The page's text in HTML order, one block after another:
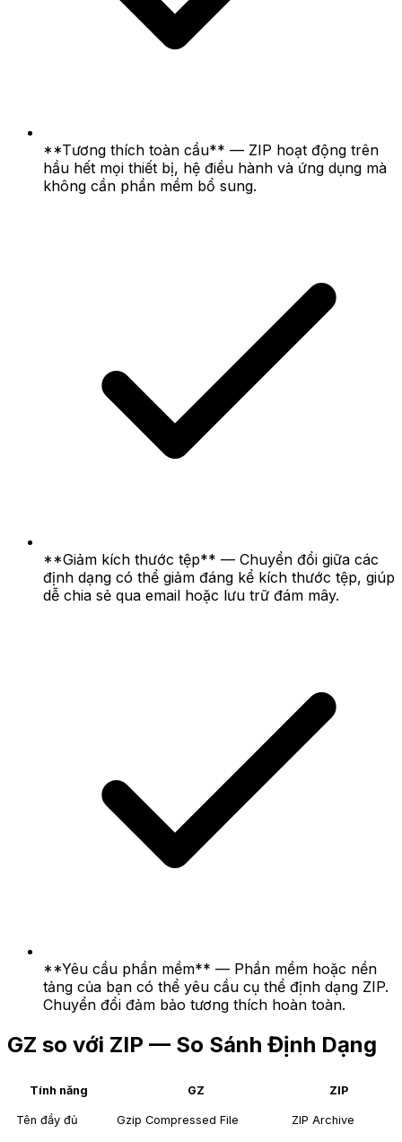
**Tương thích toàn cầu** — ZIP hoạt động trên
hầu hết mọi thiết bị, hệ điều hành và ứng dụng mà
không cần phần mềm bổ sung.
**Giảm kích thước tệp** — Chuyển đổi giữa các
định dạng có thể giảm đáng kể kích thước tệp, giúp
dễ chia sẻ qua email hoặc lưu trữ đám mây.
**Yêu cầu phần mềm** — Phần mềm hoặc nền
tảng của bạn có thể yêu cầu cụ thể định dạng ZIP.
Chuyển đổi đảm bảo tương thích hoàn toàn.
GZ so với ZIP — So Sánh Định Dạng
Tính năng GZ ZIP
Tên đầy đủ Gzip Compressed File ZIP Archive